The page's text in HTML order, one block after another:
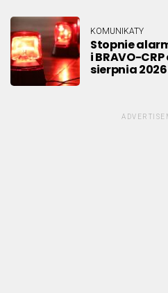
KOMUNIKATY
Stopnie
i BRAVO-
sierpnia 2026